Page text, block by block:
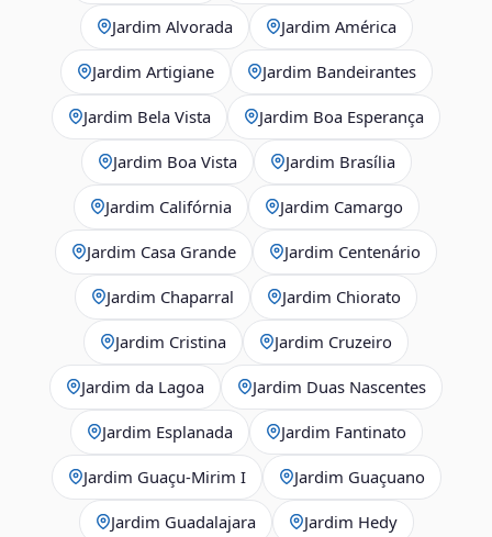
Jardim Alvorada Jardim América
Jardim Artigiane Jardim Bandeirantes
Jardim Bela Vista Jardim Boa Esperança
Jardim Boa Vista Jardim Brasília
Jardim Califórnia Jardim Camargo
Jardim Casa Grande Jardim Centenário
Jardim Chaparral Jardim Chiorato
Jardim Cristina Jardim Cruzeiro
Jardim da Lagoa Jardim Duas Nascentes
Jardim Esplanada Jardim Fantinato
Jardim Guaçu‑Mirim I Jardim Guaçuano
Jardim Guadalajara Jardim Hedy